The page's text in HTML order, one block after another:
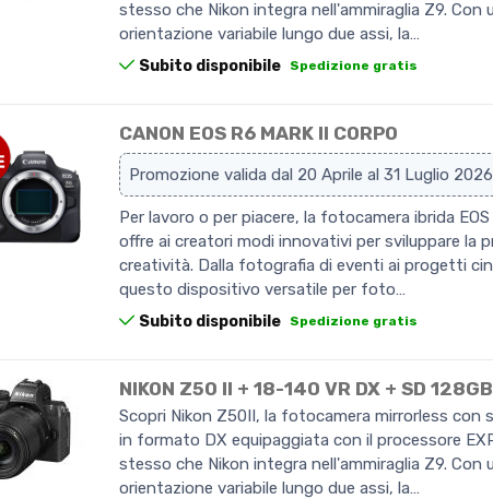
stesso che Nikon integra nell'ammiraglia Z9. Con
orientazione variabile lungo due assi, la…
Subito disponibile Spedizione gratis
CANON EOS R6 MARK II CORPO
Promozione valida dal 20 Aprile al 31 Luglio 2026
Per lavoro o per piacere, la fotocamera ibrida EOS
offre ai creatori modi innovativi per sviluppare la
creatività. Dalla fotografia di eventi ai progetti
questo dispositivo versatile per foto…
Subito disponibile Spedizione gratis
NIKON Z50 II + 18-140 VR DX + SD 128GB
Scopri Nikon Z50II, la fotocamera mirrorless con
in formato DX equipaggiata con il processore
stesso che Nikon integra nell'ammiraglia Z9. Con
orientazione variabile lungo due assi, la…